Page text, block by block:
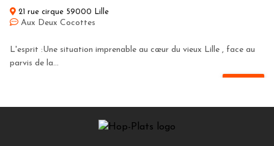
21 rue cirque 59000 Lille
Aux Deux Cocottes
L'esprit :Une situation imprenable au cœur du vieux Lille , face au
parvis de la...